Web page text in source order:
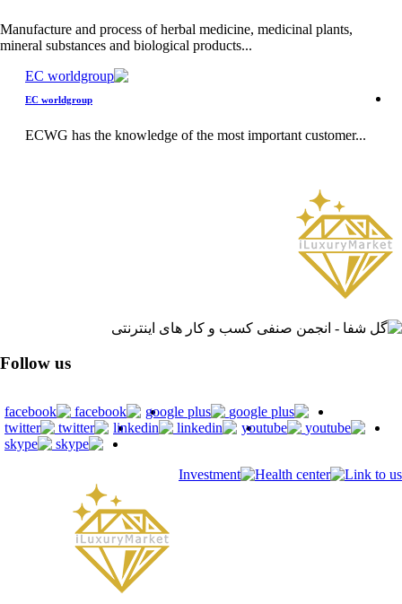
Manufacture and process of herbal medicine, medicinal plants,
mineral substances and biological products...
EC worldgroup
ECWG has the knowledge of the most important customer...
Follow us
Link to us